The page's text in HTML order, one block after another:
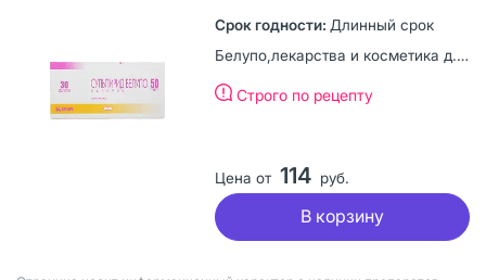
Длинный срок
Белупо,лекарства и косметика д.д, Хорватия
Строго по рецепту
Цена от 114 руб.
В корзину